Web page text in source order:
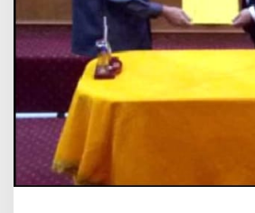
P
B
D
-
b